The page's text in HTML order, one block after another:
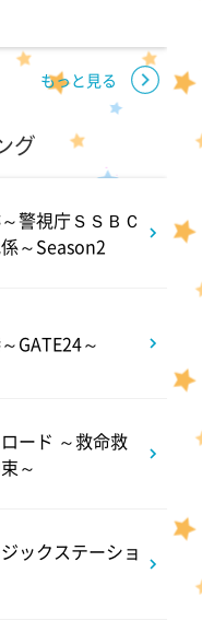
のNEW
てよ?
【強烈キャラ登
ント&オンリー
編!!
までBUDDiiS
もっと見る
グ
警視庁ＳＳＢＣ
～Season2
GATE24～
ード ～救命救
～
ックステーショ